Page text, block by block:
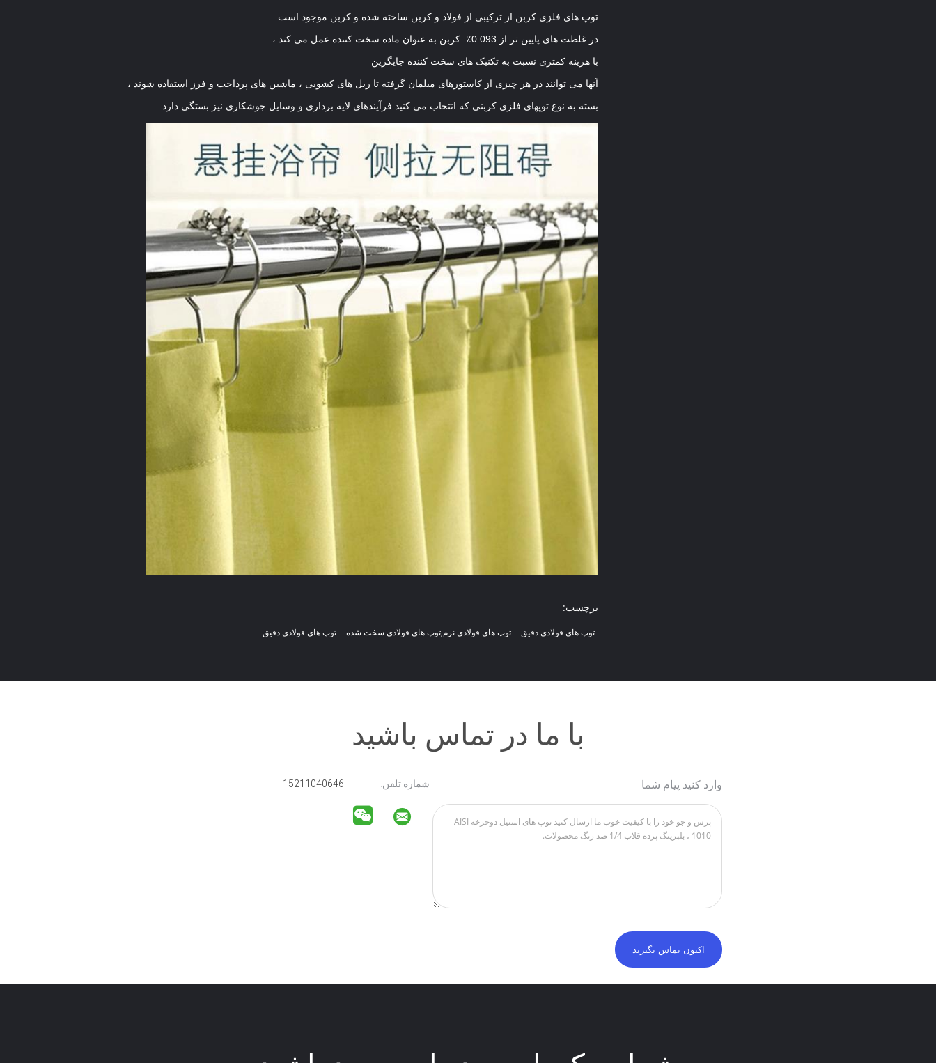
توپ های فلزی کربن از ترکیبی از فولاد و کربن ساخته شده و کربن موجود است
در غلظت های پایین تر از 0.093٪.
کربن به عنوان ماده سخت کننده عمل می کند ،
با هزینه کمتری نسبت به تکنیک های سخت کننده جایگزین
آنها می توانند در هر چیزی از کاستورهای مبلمان گرفته تا ریل های کشویی ، ماشین های پرداخت و فرز استفاده شوند ،
بسته به نوع توپهای فلزی کربنی که انتخاب می کنید فرآیندهای لایه برداری و وسایل جوشکاری نیز بستگی دارد
برچسب:
توپ های فولادی دقیق توپ های فولادی نرم,توپ های فولادی سخت شده توپ های فولادی دقیق
با ما در تماس باشید
شماره تلفن: وارد کنید پیام شما